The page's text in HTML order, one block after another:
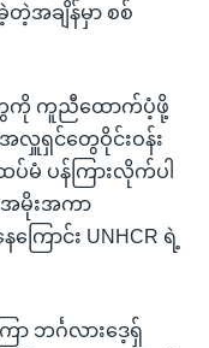
တဲ့အချိန်မှာ စစ်
ေကို ကူညီထောက်ပံ့ဖို့
လှူရှင်တွေဝိုင်းဝန်း
မံ ပန်ကြားလိုက်ပါ
မိုးအကာ
ောင်း UNHCR ရဲ့
ဘင်္ဂလားဒေ့ရှ်